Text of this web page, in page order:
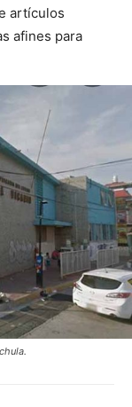
artículos
afines para